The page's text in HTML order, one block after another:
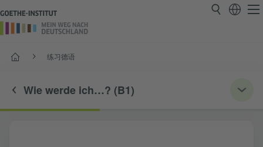
首页 练习德语
Wie werde ich…? (B1)